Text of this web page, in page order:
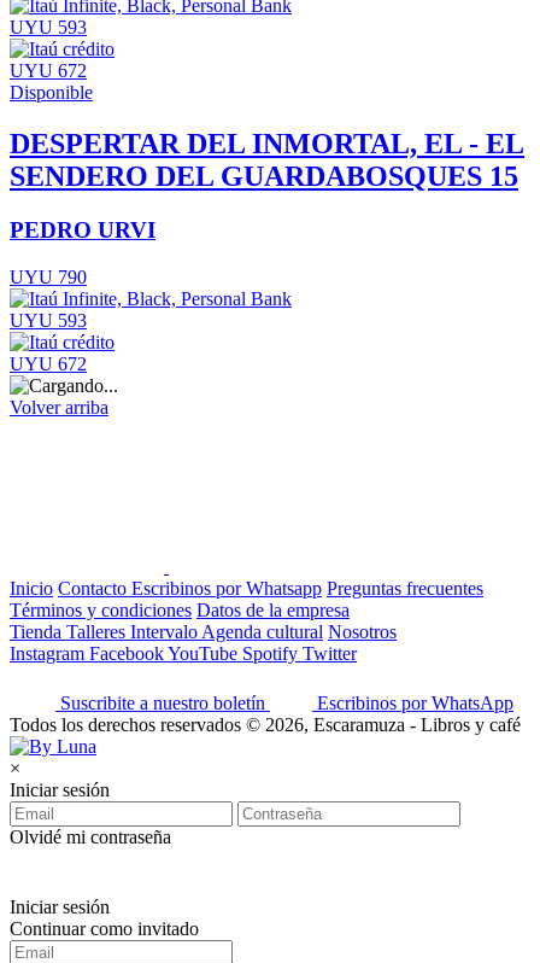
UYU 593
UYU 672
Disponible
DESPERTAR DEL INMORTAL, EL - EL
SENDERO DEL GUARDABOSQUES 15
PEDRO URVI
UYU 790
UYU 593
UYU 672
Volver arriba
Inicio Contacto Escribinos por Whatsapp Preguntas frecuentes
Términos y condiciones Datos de la empresa
Tienda Talleres Intervalo Agenda cultural Nosotros
Instagram FacebookYouTube Spotify Twitter
Suscribite a nuestro boletín
Escribinos por WhatsApp
Todos los derechos reservados © 2026, Escaramuza - Libros y café
×
Iniciar sesión
Olvidé mi contraseña
Iniciar sesión
Continuar como invitado